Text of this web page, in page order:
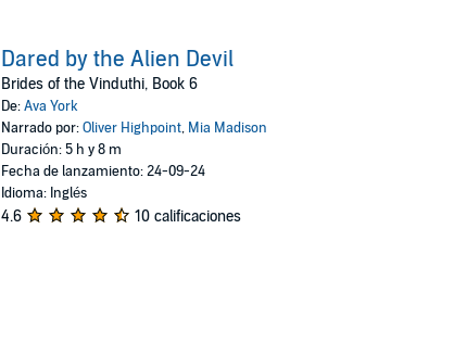
Dared by the Alien Devil
Brides of the Vinduthi, Book 6
De:Ava York
Narrado por:Oliver Highpoint, Mia Madison
Duración: 5 h y 8 m
Fecha de lanzamiento: 24-09-24
Idioma: Inglés
4.6 10 calificaciones